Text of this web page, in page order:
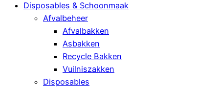
Disposables & Schoonmaak
Afvalbeheer
Afvalbakken
Asbakken
Recycle Bakken
Vuilniszakken
Disposables